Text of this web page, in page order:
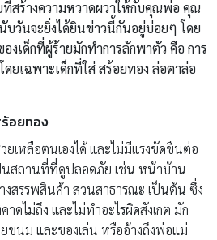
สร้างความหวาดผวาให้กับคุณพ่อ คุณ
บวันจะยิ่งได้ยินข่าวนี้กันอยู่บ่อยๆ โดย
งเด็กที่ผู้ร้ายมักทำการลักพาตัว คือ การ
ดยเฉพาะเด็กที่ใส่ สร้อยทอง ล่อตาล่อ
อยทอง
ยเหลือตนเองได้ และไม่มีแรงขัดขืนต่อ
นสถานที่ที่ดูปลอดภัย เช่น หน้าบ้าน
งสรรพสินค้า สวนสาธารณะ เป็นต้น ซึ่ง
ดไม่ถึง และไม่ทำอะไรผิดสังเกต มัก
ขนม และของเล่น หรืออ้างถึงพ่อแม่